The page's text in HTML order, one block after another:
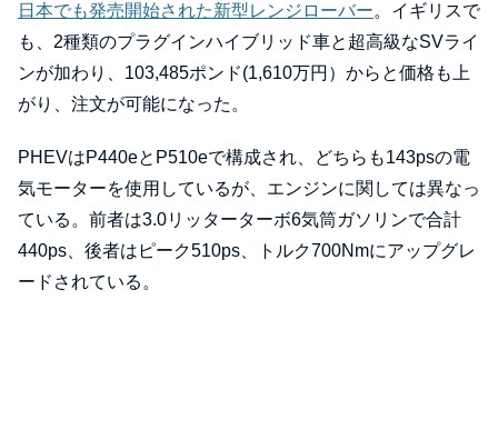
日本でも発売開始された新型レンジローバー。イギリスで
も、2種類のプラグインハイブリッド車と超高級なSVライ
ンが加わり、103,485ポンド(1,610万円）からと価格も上
がり、注文が可能になった。
PHEVはP440eとP510eで構成され、どちらも143psの電
気モーターを使用しているが、エンジンに関しては異なっ
ている。前者は3.0リッターターボ6気筒ガソリンで合計
440ps、後者はピーク510ps、トルク700Nmにアップグレ
ードされている。